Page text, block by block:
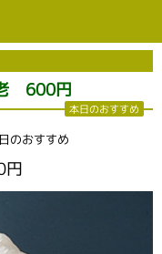
600円
本日のおすすめ
のおすすめ
円